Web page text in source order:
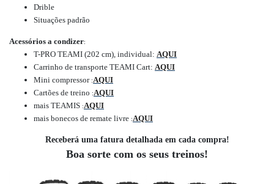
Drible
Situações padrão
Acessórios a condizer:
T-PRO TEAMI (202 cm), individual: AQUI
Carrinho de transporte TEAMI Cart: AQUI
Mini compressor :AQUI
Cartões de treino :AQUI
mais TEAMIS :AQUI
mais bonecos de remate livre :AQUI
Receberá uma fatura detalhada em cada compra!
Boa sorte com os seus treinos!